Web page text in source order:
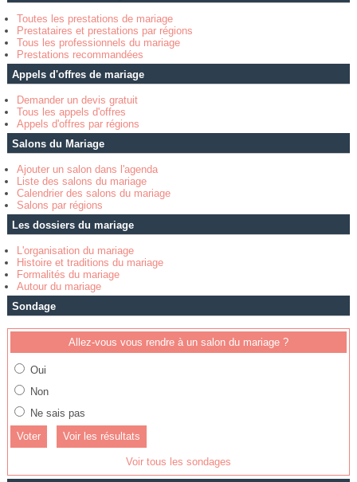
Toutes les prestations de mariage
Prestataires et prestations par régions
Tous les professionnels du mariage
Prestations recommandées
Appels d'offres de mariage
Demander un devis gratuit
Tous les appels d'offres
Appels d'offres par régions
Salons du Mariage
Ajouter un salon dans l'agenda
Liste des salons du mariage
Calendrier des salons du mariage
Salons par régions
Les dossiers du mariage
L'organisation du mariage
Histoire et traditions du mariage
Formalités du mariage
Autour du mariage
Sondage
Allez-vous vous rendre à un salon du mariage ?
Oui
Non
Ne sais pas
Voir les résultats
Voir tous les sondages